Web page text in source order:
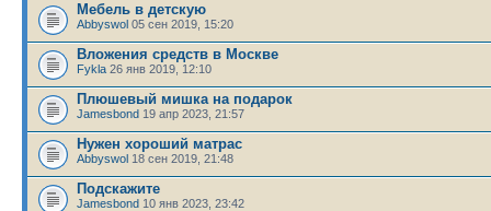
Мебель в детскую
Abbyswol 05 сен 2019, 15:20
Вложения средств в Москве
Fykla 26 янв 2019, 12:10
Плюшевый мишка на подарок
Jamesbond 19 апр 2023, 21:57
Нужен хороший матрас
Abbyswol 18 сен 2019, 21:48
Подскажите
Jamesbond 10 янв 2023, 23:42